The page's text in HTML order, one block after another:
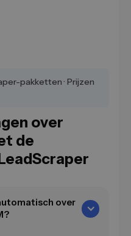
pakketten · Prijzen
over
de
over